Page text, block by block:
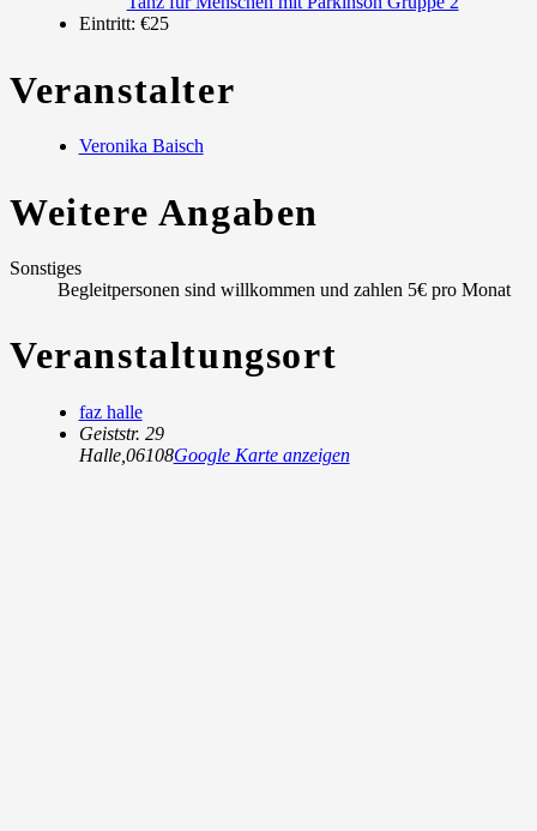
Eintritt: €25
Veranstalter
Veronika Baisch
Weitere Angaben
Sonstiges
Begleitpersonen sind willkommen und zahlen 5€ pro Monat
Veranstaltungsort
faz halle
Geiststr. 29
Halle, 06108Google Karte anzeigen